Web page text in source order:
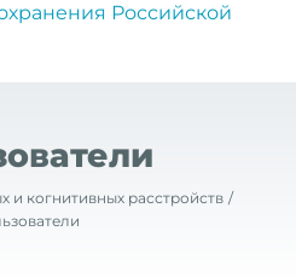
Российской
и когнитивных расстройств